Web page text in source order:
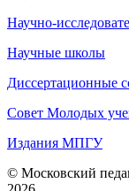
Научно-
Научные школы
Диссертационные
Совет Молодых
Издания МПГУ
© Московский